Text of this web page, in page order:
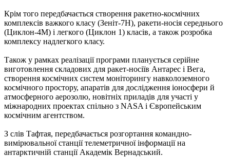
Крім того передбачається створення ракетно-космічних
комплексів важкого класу (Зеніт-7Н), ракети-носія середнього
(Циклон-4М) і легкого (Циклон 1) класів, а також розробка
комплексу надлегкого класу.
Також у рамках реалізації програми планується серійне
виготовлення складових для ракет-носіїв Антарес і Вега,
створення космічних систем моніторингу навколоземного
космічного простору, апаратів для дослідження іоносфери й
атмосферного аерозолю, новітніх приладів для участі у
міжнародних проектах спільно з NASA і Європейським
космічним агентством.
З слів Тафтая, передбачається розгортання командно-
вимірювальної станції телеметричної інформації на
антарктичній станції Академік Вернадський.